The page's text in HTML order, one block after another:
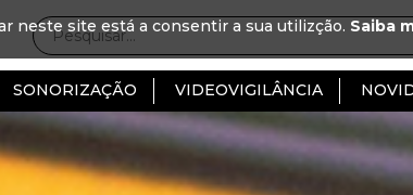
SONORIZAÇÃO VIDEOVIGILÂNCIA
neste site está a consentir a sua utilizção. Saiba